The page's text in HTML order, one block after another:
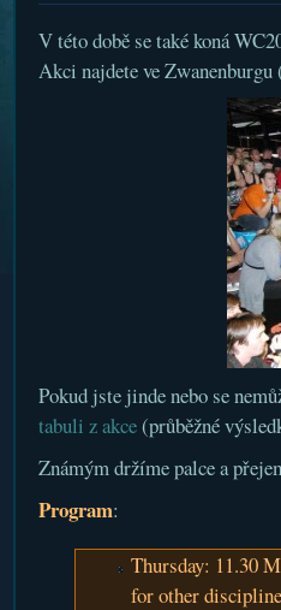
V této době se také koná
Akci najdete ve
Pokud jste jinde nebo se
tabuli z akce(průběžné
Známým držíme palce a
Program:
Thursday: 11.30
for other